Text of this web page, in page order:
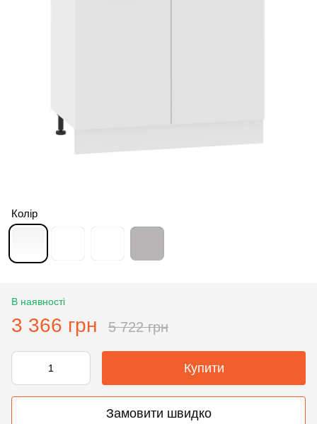
Колір
В наявності
3 366 грн 5 722 грн
Купити
Замовити швидко